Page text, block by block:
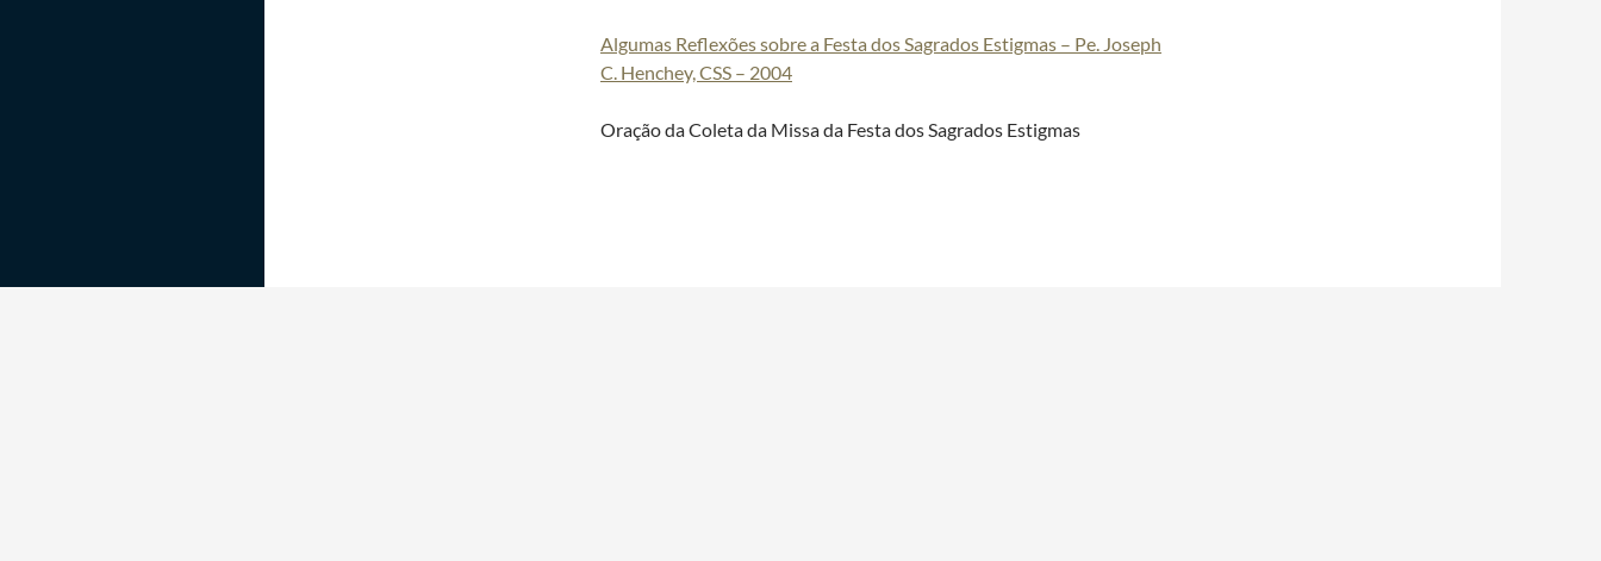
Algumas Reflexões sobre a Festa dos Sagrados Estigmas – Pe. Joseph
C. Henchey, CSS – 2004
Oração da Coleta da Missa da Festa dos Sagrados Estigmas